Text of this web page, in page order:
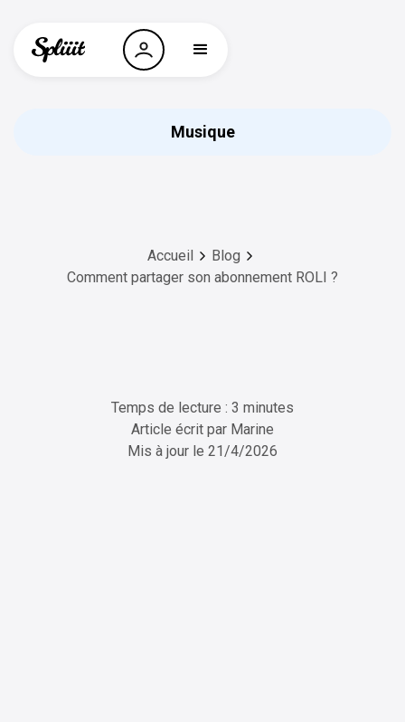
Musique
Accueil
Blog
Comment partager son abonnement ROLI ?
Temps de lecture : 3 minutes
Article écrit par Marine
Mis à jour le 21/4/2026